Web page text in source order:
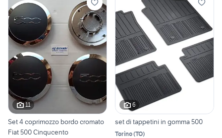
11
Set 4 coprimozzo bordo cromato
Fiat 500 Cinqucento
6
set di tappetini in gomma 500
Torino(TO)